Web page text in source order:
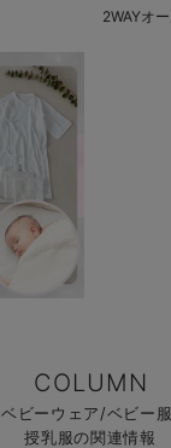
2WAYオ
COLUMN
ベビーウェア/ベビー
授乳服の関連情報